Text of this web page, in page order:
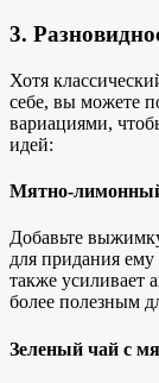
3.
Хотя
себе, вы можете
вариациями,
идей:
Мятно-
Добавьте
для придания
также усиливает
более полезным
Зеленый чай с